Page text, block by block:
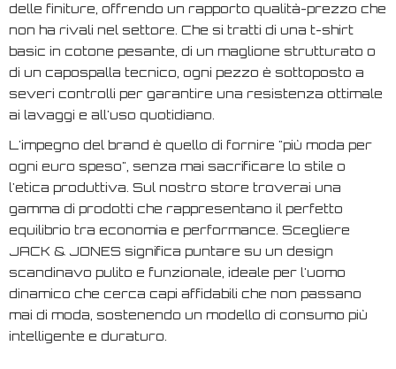
delle finiture, offrendo un rapporto qualità-prezzo che
non ha rivali nel settore. Che si tratti di una t-shirt
basic in cotone pesante, di un maglione strutturato o
di un capospalla tecnico, ogni pezzo è sottoposto a
severi controlli per garantire una resistenza ottimale
ai lavaggi e all'uso quotidiano.
L'impegno del brand è quello di fornire "più moda per
ogni euro speso", senza mai sacrificare lo stile o
l'etica produttiva. Sul nostro store troverai una
gamma di prodotti che rappresentano il perfetto
equilibrio tra economia e performance. Scegliere
JACK & JONES significa puntare su un design
scandinavo pulito e funzionale, ideale per l'uomo
dinamico che cerca capi affidabili che non passano
mai di moda, sostenendo un modello di consumo più
intelligente e duraturo.